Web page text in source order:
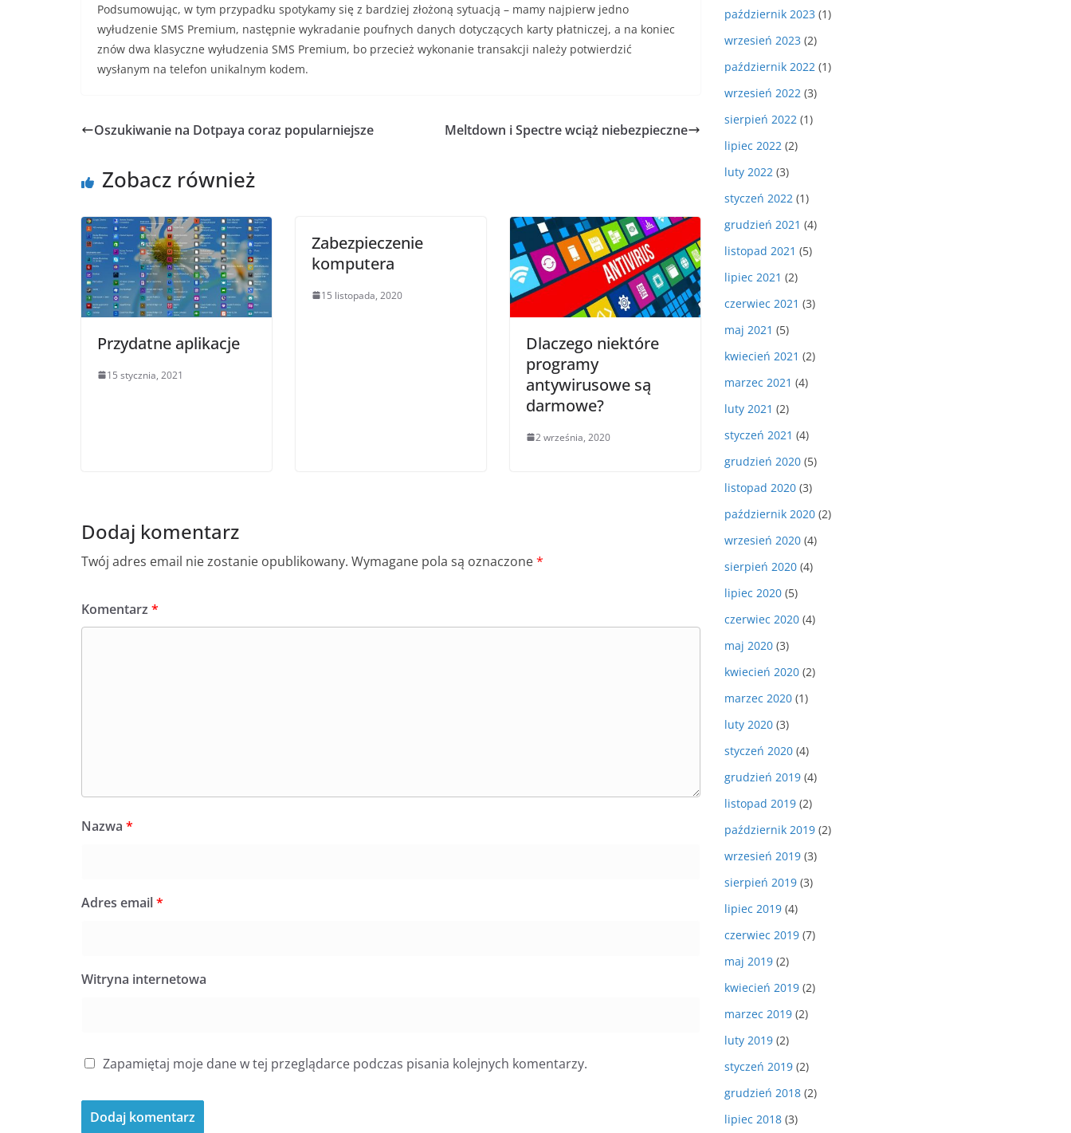
Podsumowując, w tym przypadku spotykamy się z bardziej złożoną sytuacją – mamy najpierw jedno
wyłudzenie SMS Premium, następnie wykradanie poufnych danych dotyczących karty płatniczej, a na koniec
znów dwa klasyczne wyłudzenia SMS Premium, bo przecież wykonanie transakcji należy potwierdzić
wysłanym na telefon unikalnym kodem.
Oszukiwanie na Dotpaya coraz popularniejsze Meltdown i Spectre wciąż niebezpieczne
Zobacz również
Przydatne aplikacje
15 stycznia, 2021
Zabezpieczenie
komputera
15 listopada, 2020
Dlaczego niektóre
programy
antywirusowe są
darmowe?
2 września, 2020
Dodaj komentarz
Twój adres email nie zostanie opublikowany. Wymagane pola są oznaczone*
Komentarz *
Nazwa *
Adres email*
Witryna internetowa
Zapamiętaj moje dane w tej przeglądarce podczas pisania kolejnych komentarzy.
październik 2023 (1)
wrzesień 2023 (2)
październik 2022 (1)
wrzesień 2022 (3)
sierpień 2022 (1)
lipiec 2022 (2)
luty 2022 (3)
styczeń 2022 (1)
grudzień 2021 (4)
listopad 2021 (5)
lipiec 2021 (2)
czerwiec 2021 (3)
maj 2021 (5)
kwiecień 2021 (2)
marzec 2021 (4)
luty 2021 (2)
styczeń 2021 (4)
grudzień 2020 (5)
listopad 2020 (3)
październik 2020 (2)
wrzesień 2020 (4)
sierpień 2020 (4)
lipiec 2020 (5)
czerwiec 2020 (4)
maj 2020 (3)
kwiecień 2020 (2)
marzec 2020 (1)
luty 2020 (3)
styczeń 2020 (4)
grudzień 2019 (4)
listopad 2019 (2)
październik 2019 (2)
wrzesień 2019 (3)
sierpień 2019 (3)
lipiec 2019 (4)
czerwiec 2019 (7)
maj 2019 (2)
kwiecień 2019 (2)
marzec 2019 (2)
luty 2019 (2)
styczeń 2019 (2)
grudzień 2018 (2)
lipiec 2018 (3)